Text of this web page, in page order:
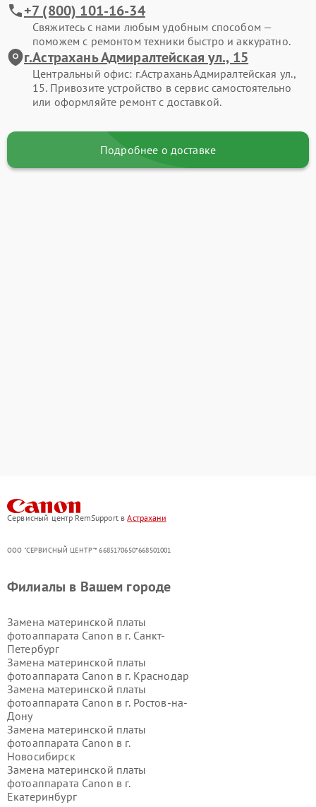
+7 (800) 101-16-34
Свяжитесь с нами любым удобным способом —
поможем с ремонтом техники быстро и аккуратно.
г.Астрахань Адмиралтейская ул., 15
Центральный офис: г.Астрахань Адмиралтейская ул.,
15. Привозите устройство в сервис самостоятельно
или оформляйте ремонт с доставкой.
Подробнее о доставке
Сервисный центр RemSupport вАстрахани
ООО "СЕРВИСНЫЙ ЦЕНТР"* 6685170650*668501001
Филиалы в Вашем городе
Замена материнской платы
фотоаппарата Canon в г. Санкт-
Петербург
Замена материнской платы
фотоаппарата Canon в г. Краснодар
Замена материнской платы
фотоаппарата Canon в г. Ростов-на-
Дону
Замена материнской платы
фотоаппарата Canon в г.
Новосибирск
Замена материнской платы
фотоаппарата Canon в г.
Екатеринбург